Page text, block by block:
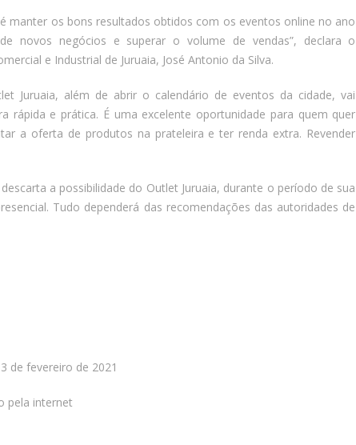
manter os bons resultados obtidos com os eventos online no ano
novos negócios e superar o volume de vendas”, declara o
e Industrial de Juruaia, José Antonio da Silva.
Juruaia, além de abrir o calendário de eventos da cidade, vai
rápida e prática. É uma excelente oportunidade para quem quer
a oferta de produtos na prateleira e ter renda extra. Revender
a possibilidade do Outlet Juruaia, durante o período de sua
Tudo dependerá das recomendações das autoridades de
de fevereiro de 2021
pela internet